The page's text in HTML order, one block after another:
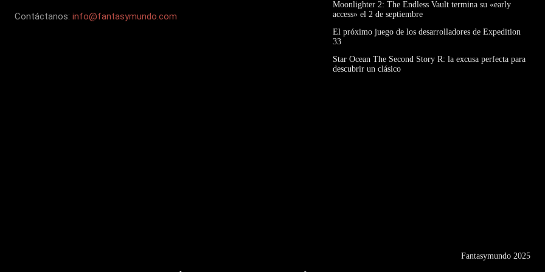
Contáctanos: info@fantasymundo.com
Moonlighter 2: The Endless Vault termina su «early
access» el 2 de septiembre
El próximo juego de los desarrolladores de Expedition
33
Star Ocean The Second Story R: la excusa perfecta para
descubrir un clásico
Fantasymundo 2025